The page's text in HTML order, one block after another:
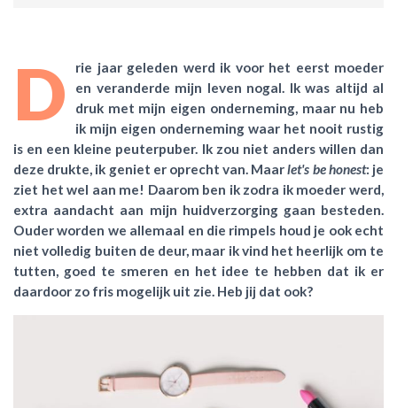
D
rie jaar geleden werd ik voor het eerst moeder
en veranderde mijn leven nogal. Ik was altijd al
druk met mijn eigen onderneming, maar nu heb
ik mijn eigen onderneming waar het nooit rustig
is en een kleine peuterpuber. Ik zou niet anders willen dan
deze drukte, ik geniet er oprecht van. Maarlet's be honest: je
ziet het wel aan me! Daarom ben ik zodra ik moeder werd,
extra aandacht aan mijn huidverzorging gaan besteden.
Ouder worden we allemaal en die rimpels houd je ook echt
niet volledig buiten de deur, maar ik vind het heerlijk om te
tutten, goed te smeren en het idee te hebben dat ik er
daardoor zo fris mogelijk uit zie. Heb jij dat ook?